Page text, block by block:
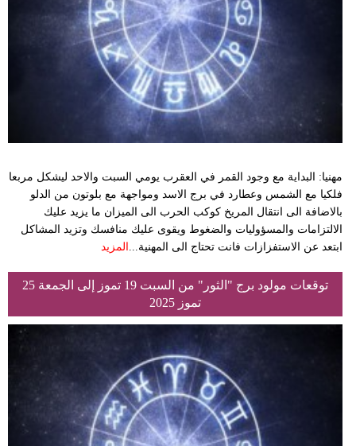
إعلام
تعليم
مرأة
أزياء
علوم
مدوَّنات
مهنيا: البداية مع وجود القمر في العقرب يومي السبت والاحد ليشكل مربعا
فلكيا مع الشمس وعطارد في برج الاسد ومواجهة مع بلوتون من الدلو
بالاضافة الى انتقال المريخ كوكب الحرب الى الميزان ما يزيد عليك
الالتزامات والمسؤوليات والضغوط ويقوى عليك منافسك وتزيد المشاكل
ابتعد عن الاستفزازات فانت تحتاج الى المهنية... المزيد
توقعات مولود برج "الثور" من السبت 19 تموز إلى الجمعة 25
تموز 2025